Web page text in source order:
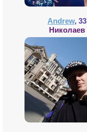
Andrew, 33
Николаев